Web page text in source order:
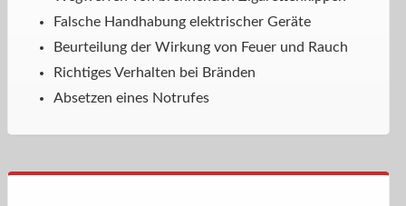
Falsche Handhabung elektrischer Geräte
Beurteilung der Wirkung von Feuer und Rauch
Richtiges Verhalten bei Bränden
Absetzen eines Notrufes